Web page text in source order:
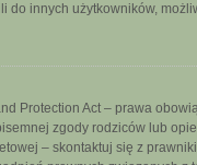
do innych użytkowników,
Protection Act – prawa
zgody rodziców lub
– skontaktuj się z